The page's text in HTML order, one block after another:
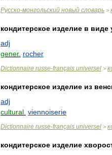
Русско-монгольский новый словарь >
кондитерское изделие в виде
adj
gener. rocher
Dictionnaire russe-français universel >
кондитерское изделие из
adj
cultural viennoiserie
Dictionnaire russe-français universel >
кондитерское изделие